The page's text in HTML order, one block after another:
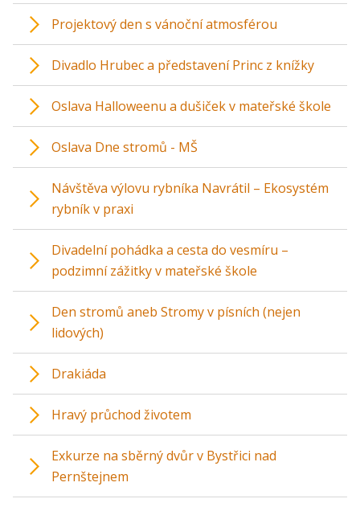
Projektový den s vánoční atmosférou
Divadlo Hrubec a představení Princ z knížky
Oslava Halloweenu a dušiček v mateřské škole
Oslava Dne stromů - MŠ
Návštěva výlovu rybníka Navrátil – Ekosystém
rybník v praxi
Divadelní pohádka a cesta do vesmíru –
podzimní zážitky v mateřské škole
Den stromů aneb Stromy v písních (nejen
lidových)
Drakiáda
Hravý průchod životem
Exkurze na sběrný dvůr v Bystřici nad
Pernštejnem